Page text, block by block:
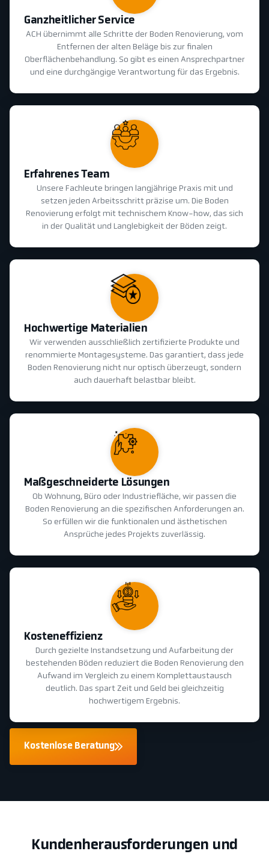
Ganzheitlicher Service
ACH übernimmt alle Schritte der Boden Renovierung, vom
Entfernen der alten Beläge bis zur finalen
Oberflächenbehandlung. So gibt es einen Ansprechpartner
und eine durchgängige Verantwortung für das Ergebnis.
Erfahrenes Team
Unsere Fachleute bringen langjährige Praxis mit und
setzen jeden Arbeitsschritt präzise um. Die Boden
Renovierung erfolgt mit technischem Know-how, das sich
in der Qualität und Langlebigkeit der Böden zeigt.
Hochwertige Materialien
Wir verwenden ausschließlich zertifizierte Produkte und
renommierte Montagesysteme. Das garantiert, dass jede
Boden Renovierung nicht nur optisch überzeugt, sondern
auch dauerhaft belastbar bleibt.
Maßgeschneiderte Lösungen
Ob Wohnung, Büro oder Industriefläche, wir passen die
Boden Renovierung an die spezifischen Anforderungen an.
So erfüllen wir die funktionalen und ästhetischen
Ansprüche jedes Projekts zuverlässig.
Kosteneffizienz
Durch gezielte Instandsetzung und Aufarbeitung der
bestehenden Böden reduziert die Boden Renovierung den
Aufwand im Vergleich zu einem Komplettaustausch
deutlich. Das spart Zeit und Geld bei gleichzeitig
hochwertigem Ergebnis.
Kostenlose Beratung
Kundenherausforderungen und